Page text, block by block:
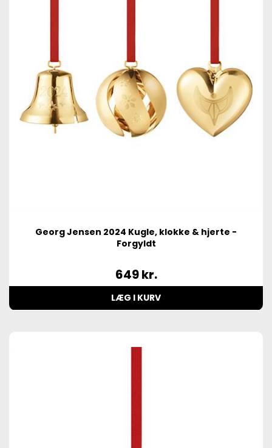
Georg Jensen 2024 Kugle, klokke & hjerte -
Forgyldt
649kr.
LÆG I KURV